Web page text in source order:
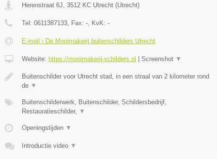
Herenstraat 6J 3512 KC Utrecht (Utrecht)
Tel: 0611387133 , Fax: - , KvK: -
E-mail › De Mooimakerij buitenschilders Utrecht
Website: https://mooimakerij-schilders.nl Screenshot ▼
Buitenschilder voor Utrecht stad, in een straal van 2 kilometer rond
de ▼
Buitenschilderwerk, Buitenschilder, Schildersbedrijf,
Restauratieschilder,
▼
Openingstijden ▼
Introductie video ▼